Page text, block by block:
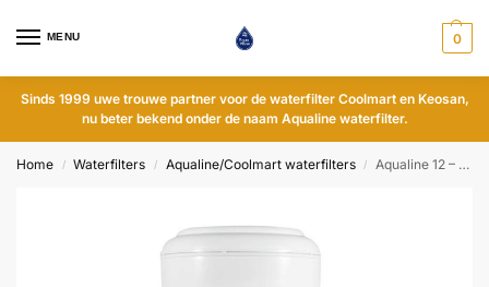
MENU 0
Sinds 1999 uwe trouwe partner voor de waterfilter Coolmart en Keosan,
nu beter bekend onder de naam Aqualine waterfilter.
Home / Waterfilters / Aqualine/Coolmart waterfilters / Aqualine 12 – Glas – pH-neutraal